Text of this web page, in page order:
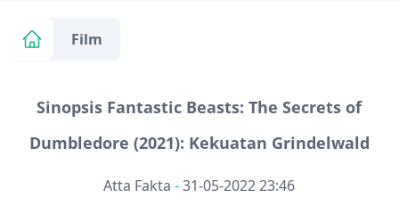
Film
Sinopsis Fantastic Beasts: The Secrets of
Dumbledore (2021): Kekuatan Grindelwald
Atta Fakta -31-05-2022 23:46